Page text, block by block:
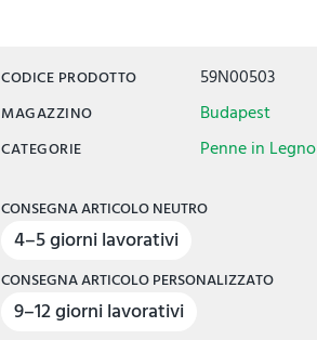
CODICE PRODOTTO 59N00503
MAGAZZINO Budapest
CATEGORIE Penne in Legno
CONSEGNA ARTICOLO NEUTRO
4–5 giorni lavorativi
CONSEGNA ARTICOLO PERSONALIZZATO
9–12 giorni lavorativi